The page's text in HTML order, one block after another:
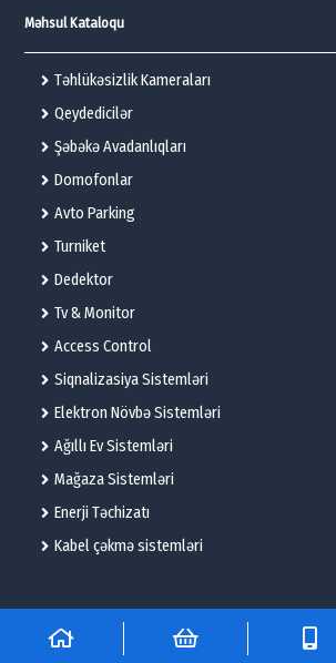
Məhsul Kataloqu
Təhlükəsizlik Kameraları
Qeydedicilər
Şəbəkə Avadanlıqları
Domofonlar
Avto Parking
Turniket
Dedektor
Tv & Monitor
Access Control
Siqnalizasiya Sistemləri
Elektron Növbə Sistemləri
Ağıllı Ev Sistemləri
Mağaza Sistemləri
Enerji Təchizatı
Kabel çəkmə sistemləri
© 2025 – Flame Technologies